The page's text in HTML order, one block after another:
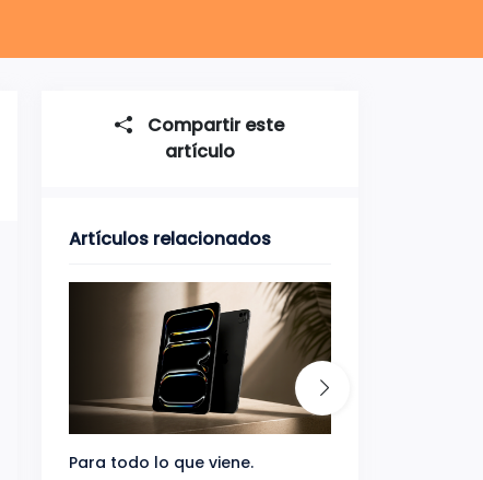
Compartir este
artículo
Artículos relacionados
Para todo lo que viene.